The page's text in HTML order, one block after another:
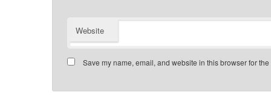
Website
Save my name, email, and website in this browser for